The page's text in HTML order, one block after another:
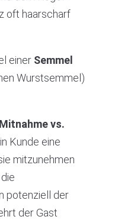
oft haarscharf
einer Semmel
Wurstsemmel)
vs.
Kunde eine
mitzunehmen
potenziell der
der Gast